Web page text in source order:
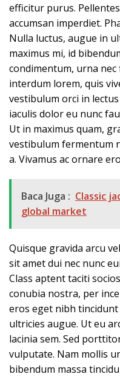
efficitur purus.
accumsan imperdiet.
Nulla luctus, augue in
maximus mi, id
condimentum, urna
interdum lorem, quis
vestibulum orci in
iaculis dolor eu nunc
Ut in maximus quam,
vestibulum fermentum
a. Vivamus ac ornare
Baca Juga : Classic
global market
Quisque gravida arcu
sit amet dui nec nunc
Class aptent taciti
conubia nostra, per
eros eget nibh tincidunt
ultricies augue. Ut eu
lacinia sem. Sed
vulputate. Nam mollis
bibendum massa